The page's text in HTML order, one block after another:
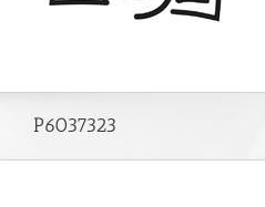
P6037323